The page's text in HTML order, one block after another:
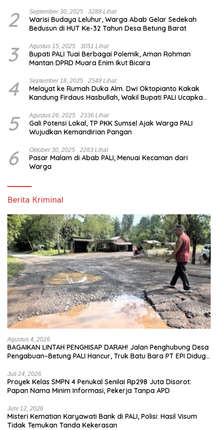
2 September 30, 2025 3288 Lihat
Warisi Budaya Leluhur, Warga Abab Gelar Sedekah
Bedusun di HUT Ke-32 Tahun Desa Betung Barat
3 Agustus 15, 2025 3051 Lihat
Bupati PALI Tuai Berbagai Polemik, Aman Rohman
Mantan DPRD Muara Enim Ikut Bicara
4 September 18, 2025 2548 Lihat
Melayat ke Rumah Duka Alm. Dwi Oktopianto Kakak
Kandung Firdaus Hasbullah, Wakil Bupati PALI Ucapkan
5 Agustus 26, 2025 2336 Lihat
Gali Potensi Lokal, TP PKK Sumsel Ajak Warga PALI
Wujudkan Kemandirian Pangan
6 Oktober 30, 2025 2283 Lihat
Pasar Malam di Abab PALI, Menuai Kecaman dari
Warga
Berita Kriminal
Agustus 4, 2026
BAGAIKAN LINTAH PENGHISAP DARAH! Jalan Penghubung Desa
Pengabuan–Betung PALI Hancur, Truk Batu Bara PT EPI Diduga
Juli 24, 2026
Proyek Kelas SMPN 4 Penukal Senilai Rp298 Juta Disorot:
Papan Nama Minim Informasi, Pekerja Tanpa APD
Juni 12, 2026
Misteri Kematian Karyawati Bank di PALI, Polisi: Hasil Visum
Tidak Temukan Tanda Kekerasan